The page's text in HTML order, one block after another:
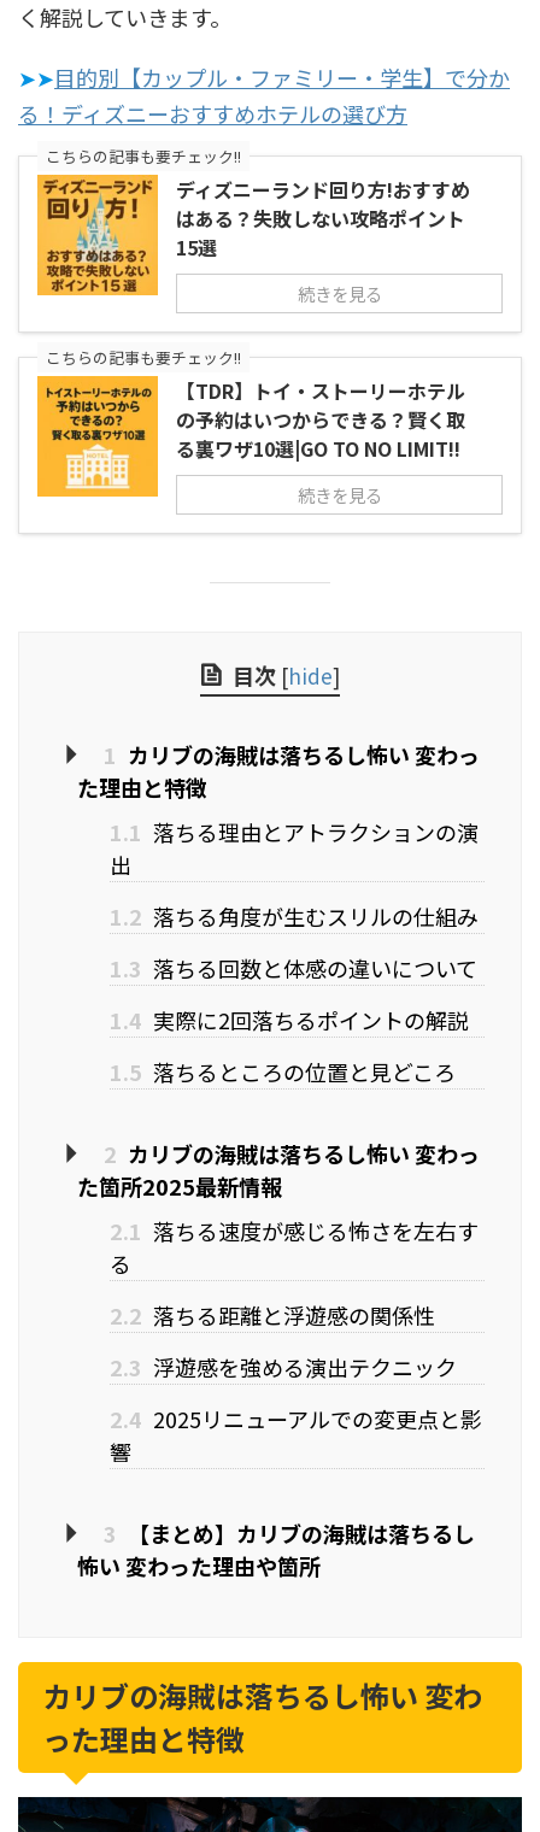
く解説していきます。
➤➤目的別【カップル・ファミリー・学生】で分か
る！ディズニーおすすめホテルの選び方
こちらの記事も要チェック!!
ディズニーランド回り方!おすすめ
はある？失敗しない攻略ポイント
15選
続きを見る
こちらの記事も要チェック!!
【TDR】トイ・ストーリーホテル
の予約はいつからできる？賢く取
る裏ワザ10選|GO TO NO LIMIT!!
続きを見る
目次 [hide]
1 カリブの海賊は落ちるし怖い 変わっ
た理由と特徴
1.1 落ちる理由とアトラクションの演
出
1.2 落ちる角度が生むスリルの仕組み
1.3 落ちる回数と体感の違いについて
1.4 実際に2回落ちるポイントの解説
1.5 落ちるところの位置と見どころ
2 カリブの海賊は落ちるし怖い 変わっ
た箇所2025最新情報
2.1 落ちる速度が感じる怖さを左右す
る
2.2 落ちる距離と浮遊感の関係性
2.3 浮遊感を強める演出テクニック
2.4 2025リニューアルでの変更点と影
響
3
【まとめ】カリブの海賊は落ちるし
怖い 変わった理由や箇所
カリブの海賊は落ちるし怖い 変わ
った理由と特徴